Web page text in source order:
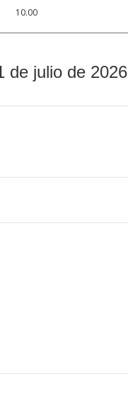
10.00
de julio de 2026